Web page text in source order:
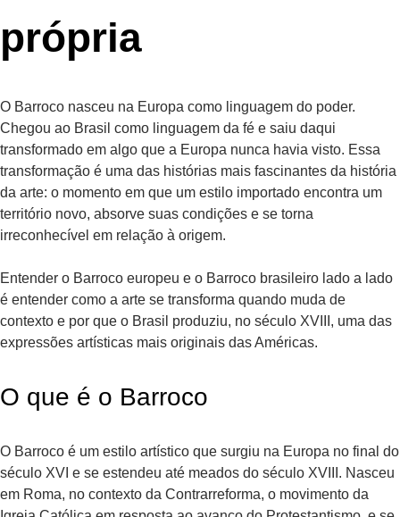
própria
O Barroco nasceu na Europa como linguagem do poder.
Chegou ao Brasil como linguagem da fé e saiu daqui
transformado em algo que a Europa nunca havia visto. Essa
transformação é uma das histórias mais fascinantes da história
da arte: o momento em que um estilo importado encontra um
território novo, absorve suas condições e se torna
irreconhecível em relação à origem.
Entender o Barroco europeu e o Barroco brasileiro lado a lado
é entender como a arte se transforma quando muda de
contexto e por que o Brasil produziu, no século XVIII, uma das
expressões artísticas mais originais das Américas.
O que é o Barroco
O Barroco é um estilo artístico que surgiu na Europa no final do
século XVI e se estendeu até meados do século XVIII. Nasceu
em Roma, no contexto da Contrarreforma, o movimento da